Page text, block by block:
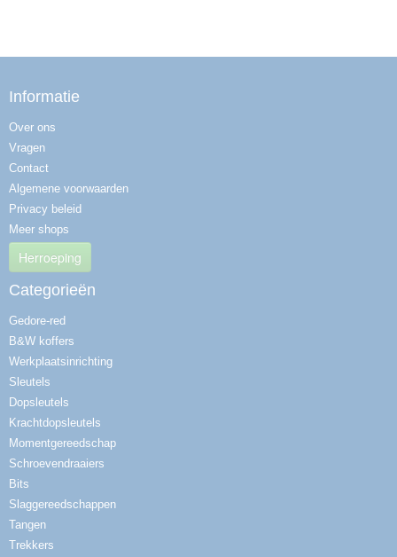
Informatie
Over ons
Vragen
Contact
Algemene voorwaarden
Privacy beleid
Meer shops
Herroeping
Categorieën
Gedore-red
B&W koffers
Werkplaatsinrichting
Sleutels
Dopsleutels
Krachtdopsleutels
Momentgereedschap
Schroevendraaiers
Bits
Slaggereedschappen
Tangen
Trekkers